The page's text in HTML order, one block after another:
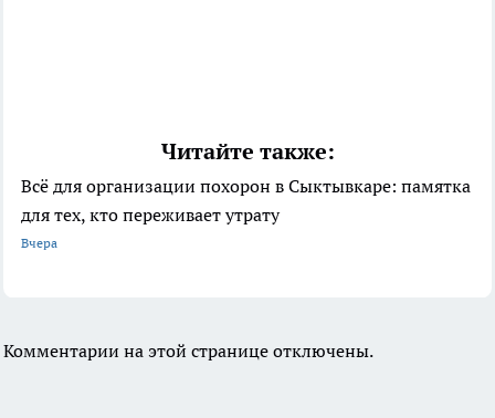
Читайте также:
Всё для организации похорон в Сыктывкаре: памятка
для тех, кто переживает утрату
Вчера
Комментарии на этой странице отключены.